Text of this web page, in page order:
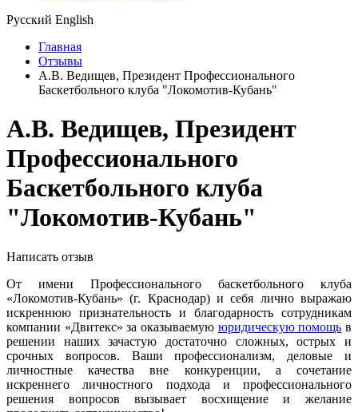
Русский English
Главная
Отзывы
А.В. Ведищев, Президент Профессионального
Баскетбольного клуба "Локомотив-Кубань"
А.В. Ведищев, Президент
Профессионального
Баскетбольного клуба
"Локомотив-Кубань"
Написать отзыв
От имени Профессионального баскетбольного клуба
«Локомотив-Кубань» (г. Краснодар) и себя лично выражаю
искреннюю признательность и благодарность сотрудникам
компании «Двитекс» за оказываемую юридическую помощь в
решении наших зачастую достаточно сложных, острых и
срочных вопросов. Ваши профессионализм, деловые и
личностные качества вне конкуренции, а сочетание
искреннего личностного подхода и профессионального
решения вопросов вызывает восхищение и желание